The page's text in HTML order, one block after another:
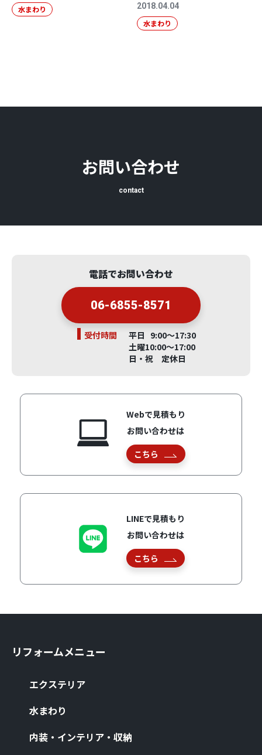
水まわり 2018.04.04
水まわり
お問い合わせ
contact
電話でお問い合わせ
06-6855-8571
受付時間
平日 9:00～17:30
土曜10:00～17:00
日・祝 定休日
Webで見積もり
お問い合わせは
こちら
LINEで見積もり
お問い合わせは
こちら
リフォームメニュー
エクステリア
⽔まわり
内装・インテリア・収納